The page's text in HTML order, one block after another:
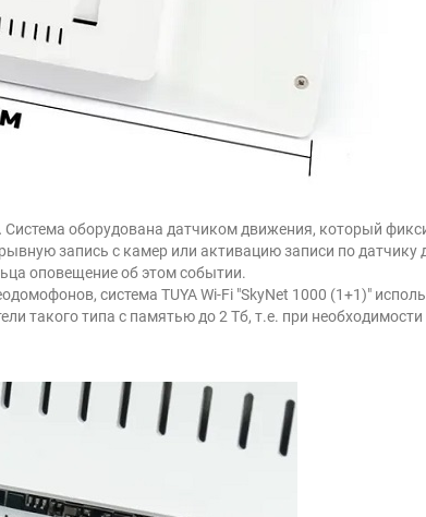
Система оборудована датчиком движения, который
запись с камер или активацию записи по датчику
оповещение об этом событии.
система TUYA Wi-Fi "SkyNet 1000 (1+1)"
такого типа с памятью до 2 Тб, т.е. при